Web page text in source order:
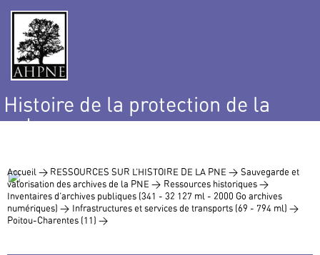
Histoire de la protection de la
nature
Accueil > RESSOURCES SUR L’HISTOIRE DE LA PNE > Sauvegarde et
valorisation des archives de la PNE > Ressources historiques >
Inventaires d’archives publiques (341 - 32 127 ml - 2000 Go archives
numériques) > Infrastructures et services de transports (69 - 794 ml) >
Poitou-Charentes (11) >